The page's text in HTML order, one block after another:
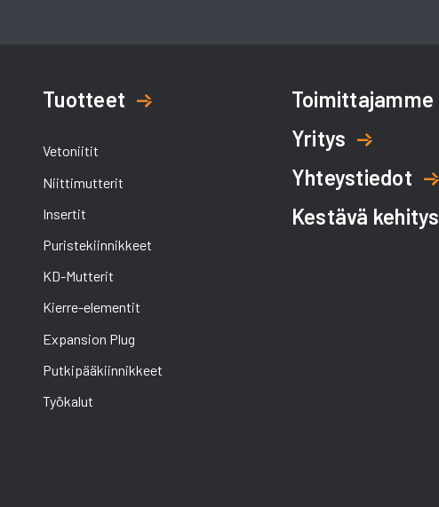
Tuotteet
Vetoniitit
Niittimutterit
Insertit
Puristekiinnikkeet
KD-Mutterit
Kierre-elementit
Expansion Plug
Putkipääkiinnikkeet
Työkalut
Toimittajamme
Yritys
Yhteystiedot
Kestävä kehitys